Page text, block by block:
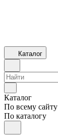
Каталог
Каталог
По всему сайту
По каталогу